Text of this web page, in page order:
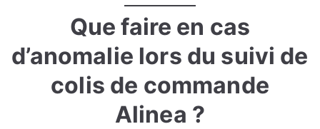
Que faire en cas
d’anomalie lors du suivi de
colis de commande
Alinea ?